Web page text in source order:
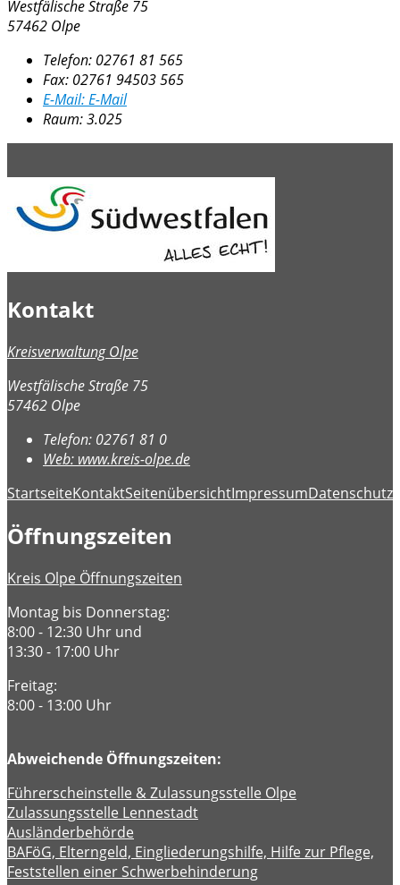
Westfälische Straße 75
57462 Olpe
Telefon: 02761 81 565
Fax: 02761 94503 565
E-Mail:E-Mail
Raum: 3.025
Kontakt
Kreisverwaltung Olpe
Westfälische Straße 75
57462 Olpe
Telefon: 02761 81 0
Web: www.kreis-olpe.de
StartseiteKontaktSeitenübersichtImpressumDatenschutz
Öffnungszeiten
Kreis Olpe Öffnungszeiten
Montag bis Donnerstag:
8:00 - 12:30 Uhr und
13:30 - 17:00 Uhr
Freitag:
8:00 - 13:00 Uhr
Abweichende Öffnungszeiten:
Führerscheinstelle & Zulassungsstelle Olpe
Zulassungsstelle Lennestadt
Ausländerbehörde
BAFöG, Elterngeld, Eingliederungshilfe, Hilfe zur Pflege,
Feststellen einer Schwerbehinderung